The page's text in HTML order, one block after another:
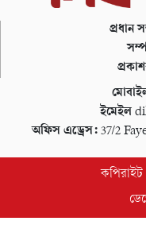
প্রধান
ইমেইল
অফিস এড্রেস: 37/2
কপিরাইট